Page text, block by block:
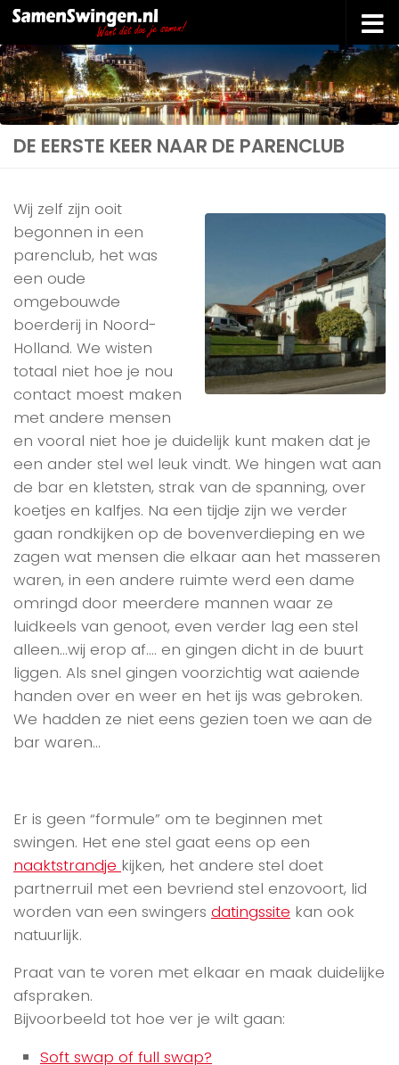
Doorgaan naar inhoud
DE EERSTE KEER NAAR DE PARENCLUB
Wij zelf zijn ooit
begonnen in een
parenclub, het was
een oude
omgebouwde
boerderij in Noord-
Holland. We wisten
totaal niet hoe je nou
contact moest maken
met andere mensen
en vooral niet hoe je duidelijk kunt maken dat je
een ander stel wel leuk vindt. We hingen wat aan
de bar en kletsten, strak van de spanning, over
koetjes en kalfjes. Na een tijdje zijn we verder
gaan rondkijken op de bovenverdieping en we
zagen wat mensen die elkaar aan het masseren
waren, in een andere ruimte werd een dame
omringd door meerdere mannen waar ze
luidkeels van genoot, even verder lag een stel
alleen…wij erop af…. en gingen dicht in de buurt
liggen. Als snel gingen voorzichtig wat aaiende
handen over en weer en het ijs was gebroken.
We hadden ze niet eens gezien toen we aan de
bar waren…
Er is geen “formule” om te beginnen met
swingen. Het ene stel gaat eens op een
naaktstrandje kijken, het andere stel doet
partnerruil met een bevriend stel enzovoort, lid
worden van een swingers datingssite kan ook
natuurlijk.
Praat van te voren met elkaar en maak duidelijke
afspraken.
Bijvoorbeeld tot hoe ver je wilt gaan:
Soft swap of full swap?